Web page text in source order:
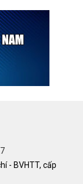
- BVHTT, cấp